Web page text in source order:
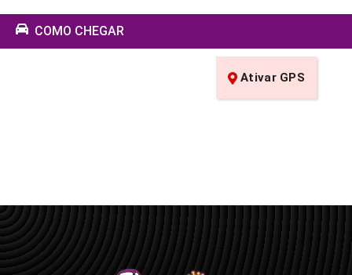
COMO CHEGAR
Ativar GPS